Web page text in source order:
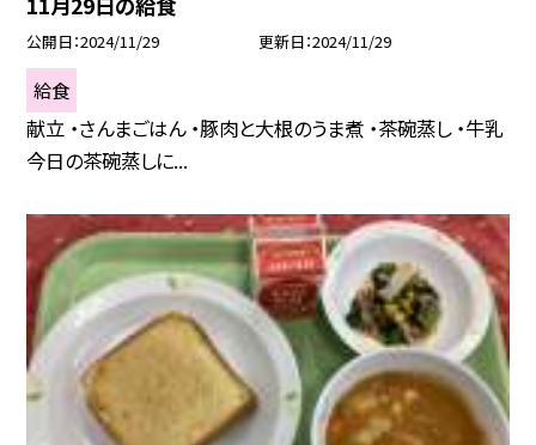
公開日 2024/11/29 更新日 2024/11/29
給食
献立 ・さんまごはん ・豚肉と大根のうま煮 ・茶碗蒸し ・牛乳
今日の茶碗蒸しに...